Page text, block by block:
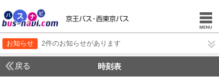
お知らせ 2件のお知らせがあります
戻る 時刻表